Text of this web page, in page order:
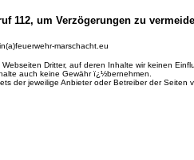
112, um Verzögerungen zu
marschacht.eu
Dritter, auf deren Inhalte wir keinen
auch keine Gewähr ï¿½bernehmen.
der jeweilige Anbieter oder Betreiber der Seiten